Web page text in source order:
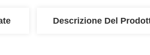
Descrizione Del